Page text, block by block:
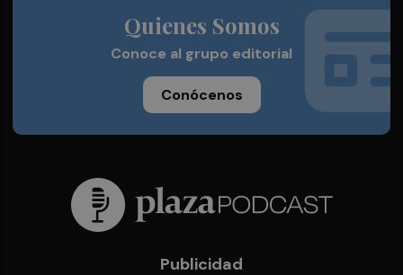
Quienes Somos
Conoce al grupo editorial
Conócenos
Publicidad